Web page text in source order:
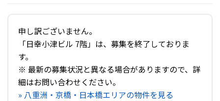
申し訳ございません。
「日幸小津ビル 7階」は、募集を終了しておりま
す。
※ 最新の募集状況と異なる場合がありますので、詳
細はお問い合わせください。
» 八重洲・京橋・日本橋エリアの物件を見る